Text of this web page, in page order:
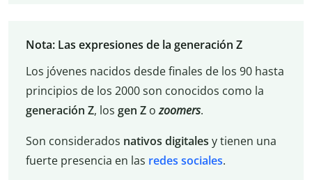
Nota: Las expresiones de la generación Z
Los jóvenes nacidos desde finales de los 90 hasta
principios de los 2000 son conocidos como la
generación Z, los gen Zozoomers.
Son considerados nativos digitales y tienen una
fuerte presencia en las redes sociales.